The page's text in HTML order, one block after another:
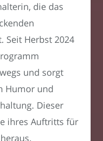
die das
Seit Herbst 2024
und sorgt
Humor und
Dieser
ihres Auftritts für